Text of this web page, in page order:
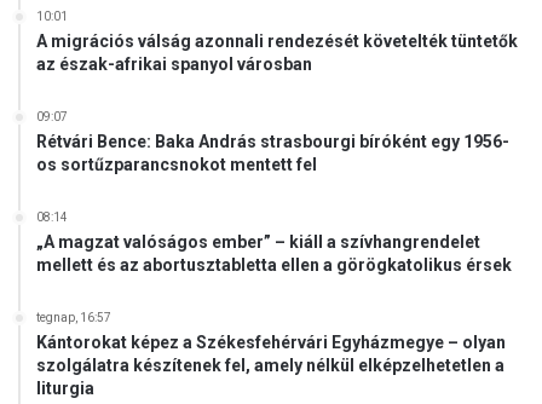
10:01
A migrációs válság azonnali rendezését követelték tüntetők
az észak-afrikai spanyol városban
09:07
Rétvári Bence: Baka András strasbourgi bíróként egy 1956-
os sortűzparancsnokot mentett fel
08:14
„A magzat valóságos ember” – kiáll a szívhangrendelet
mellett és az abortusztabletta ellen a görögkatolikus érsek
tegnap, 16:57
Kántorokat képez a Székesfehérvári Egyházmegye – olyan
szolgálatra készítenek fel, amely nélkül elképzelhetetlen a
liturgia